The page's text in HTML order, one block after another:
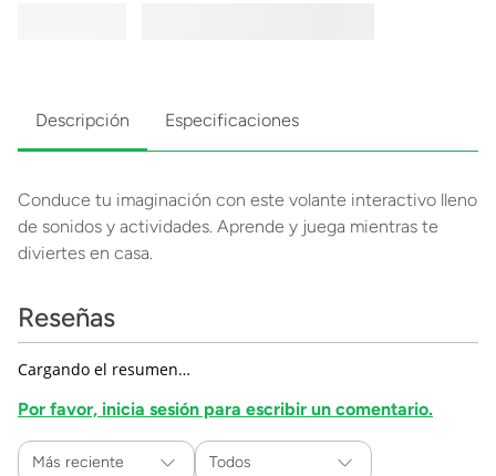
Descripción Especificaciones
Conduce tu imaginación con este volante interactivo lleno
de sonidos y actividades. Aprende y juega mientras te
diviertes en casa.
Reseñas
Cargando el resumen…
Por favor, inicia sesión para escribir un comentario.
Más reciente Todos